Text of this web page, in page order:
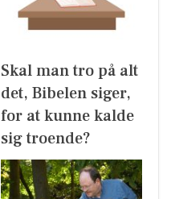
Skal man tro på alt
det, Bibelen siger,
for at kunne kalde
sig troende?